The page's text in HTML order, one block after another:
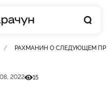
РАХМАНИН О СЛЕДУЮЩЕМ
2022Кількість переглядів
15